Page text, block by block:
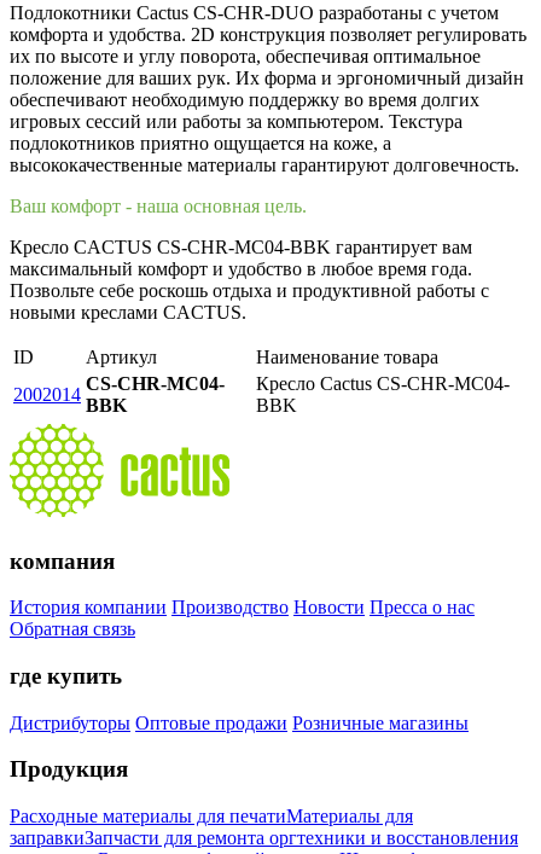
Подлокотники Cactus CS-CHR-DUO разработаны с учетом
комфорта и удобства. 2D конструкция позволяет регулировать
их по высоте и углу поворота, обеспечивая оптимальное
положение для ваших рук. Их форма и эргономичный дизайн
обеспечивают необходимую поддержку во время долгих
игровых сессий или работы за компьютером. Текстура
подлокотников приятно ощущается на коже, а
высококачественные материалы гарантируют долговечность.
Ваш комфорт - наша основная цель.
Кресло CACTUS CS-CHR-MC04-BBK гарантирует вам
максимальный комфорт и удобство в любое время года.
Позвольте себе роскошь отдыха и продуктивной работы с
новыми креслами CACTUS.
ID Артикул
Наименование товара
2002014
CS-CHR-MC04-
BBK
Кресло Cactus CS-CHR-MC04-
BBK
компания
История компании Производство Новости Пресса о нас
Обратная связь
где купить
Дистрибуторы Оптовые продажи Розничные магазины
Продукция
Расходные материалы для печатиМатериалы для
заправкиЗапчасти для ремонта оргтехники и восстановления